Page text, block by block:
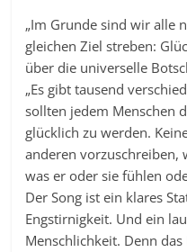
„Im Grunde sind wir alle
gleichen Ziel streben:
über die universelle
„Es gibt tausend
sollten jedem Menschen
glücklich zu werden.
anderen vorzuschreiben,
was er oder sie fühlen
Der Song ist ein klares
Engstirnigkeit. Und ein
Menschlichkeit. Denn